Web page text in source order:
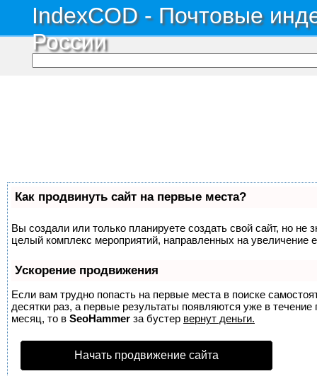
IndexCOD - Почтовые
России
Как продвинуть сайт на первые места?
Вы создали или только планируете создать свой сайт, но не
целый комплекс мероприятий, направленных на увеличение
Ускорение продвижения
Если вам трудно попасть на первые места в поиске
десятки раз, а первые результаты появляются уже в
месяц, то в SeoHammer за бустер вернут деньги.
Начать продвижение сайта